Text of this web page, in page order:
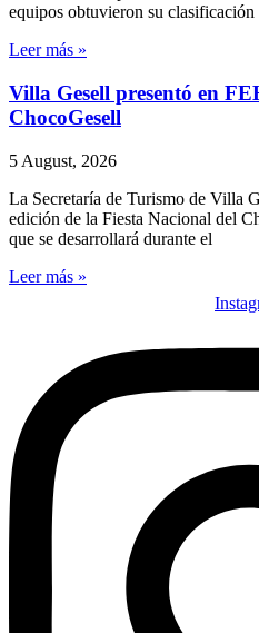
equipos obtuvieron su
Leer más »
Villa Gesell presentó en
ChocoGesell
5 August, 2026
La Secretaría de Turismo de Villa
edición de la Fiesta Nacional del
que se desarrollará durante el
Leer más »